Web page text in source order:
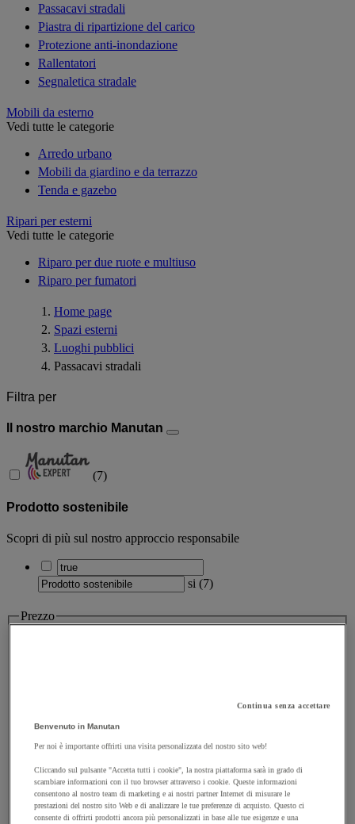
Passacavi stradali
Piastra di ripartizione del carico
Protezione anti-inondazione
Rallentatori
Segnaletica stradale
Mobili da esterno
Vedi tutte le categorie
Arredo urbano
Mobili da giardino e da terrazzo
Tenda e gazebo
Ripari per esterni
Vedi tutte le categorie
Riparo per due ruote e multiuso
Riparo per fumatori
Home page
Spazi esterni
Luoghi pubblici
Passacavi stradali
Filtra per
Il nostro marchio Manutan
(7)
Prodotto sostenibile
Scopri di più sul nostro approccio responsabile
si (7)
Prezzo
Minore di 100 €
Valore facet Tra 100 € e 200 €(18) Tra 100 € e
200 €(18)
Valore facet Tra 200 € e 300 €(9) Tra 200 € e 300 €
(9)
Continua senza accettare
Benvenuto in Manutan
Per noi è importante offrirti una visita personalizzata del nostro sito web!
Cliccando sul pulsante "Accetta tutti i cookie", la nostra piattaforma sarà in grado di
scambiare informazioni con il tuo browser attraverso i cookie. Queste informazioni
consentono al nostro team di marketing e ai nostri partner Internet di misurare le
prestazioni del nostro sito Web e di analizzare le tue preferenze di acquisto. Questo ci
consente di offrirti prodotti ancora più personalizzati in base alle tue esigenze e una